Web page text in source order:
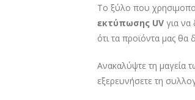
Το ξύλο που
εκτύπωσης UV για να
ότι τα προϊόντα μας
Ανακαλύψτε τη μαγεία
εξερευνήσετε τη